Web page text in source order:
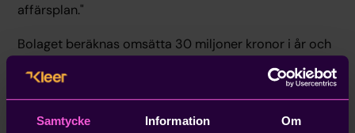
Samtycke Information Om
affärsplan."
Bolaget beräknas omsätta 30 miljoner kronor i år och
svenska marknaden för redovisning, inklusive
kostnader för medarbetare, uppgår till 60 miljarder
kronor per år.